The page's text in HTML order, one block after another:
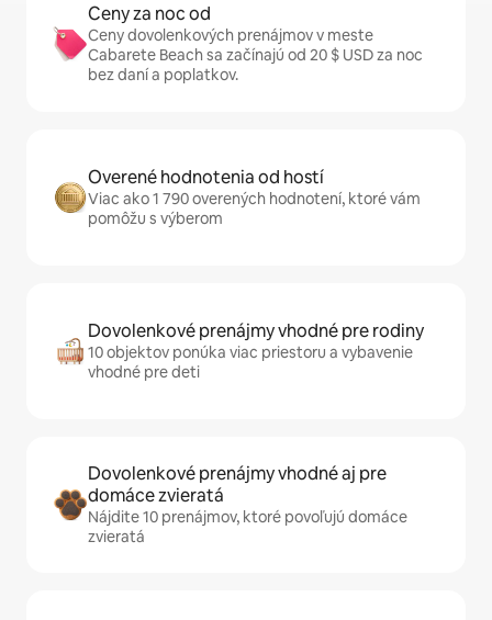
Ceny za noc od
Ceny dovolenkových prenájmov v meste
Cabarete Beach sa začínajú od 20 $ USD za noc
bez daní a poplatkov.
Overené hodnotenia od hostí
Viac ako 1 790 overených hodnotení, ktoré vám
pomôžu s výberom
Dovolenkové prenájmy vhodné pre rodiny
10 objektov ponúka viac priestoru a vybavenie
vhodné pre deti
Dovolenkové prenájmy vhodné aj pre
domáce zvieratá
Nájdite 10 prenájmov, ktoré povoľujú domáce
zvieratá